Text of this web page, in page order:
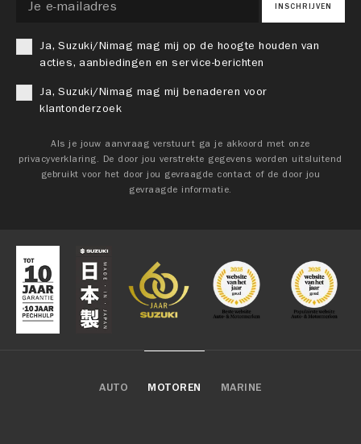
INSCHRIJVEN
Ja, Suzuki/Nimag mag mij op de hoogte houden van
acties, aanbiedingen en service-berichten
Ja, Suzuki/Nimag mag mij benaderen voor
klantonderzoek
Als je jouw aanvraag verstuurt ga je akkoord met onze
privacyverklaring. De door jou verstrekte gegevens worden uitsluitend
gebruikt voor het door jou gevraagde contact of de door jou
gevraagde informatie.
AUTO MOTOREN MARINE